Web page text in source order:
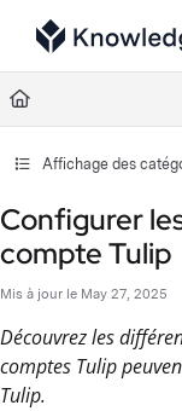
Documentation
Fetch the complete
Use this file to discover all
Affichage des
Configurer
compte Tulip
Mis à jour le May 27, 2025
Découvrez les
comptes Tulip
Tulip.